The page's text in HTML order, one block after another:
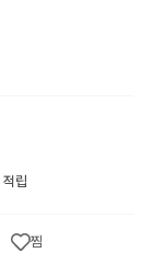
적립
찜